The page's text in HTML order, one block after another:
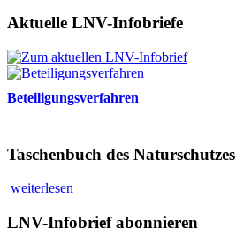
Aktuelle LNV-Infobriefe
Beteiligungsverfahren
Taschenbuch des Naturschutzes
weiterlesen
LNV-Infobrief abonnieren